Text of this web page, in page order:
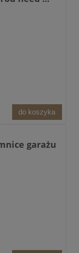
do koszyka
garażu